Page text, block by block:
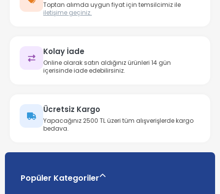
Toptan alımda uygun fiyat için temsilcimiz ile
iletişime geçiniz.
Kolay İade
Online olarak satın aldığınız ürünleri 14 gün
içerisinde iade edebilirsiniz.
Ücretsiz Kargo
Yapacağınız 2500 TL üzeri tüm alışverişlerde kargo
bedava.
Popüler Kategoriler